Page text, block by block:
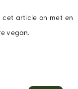
cet article on met en
vegan.